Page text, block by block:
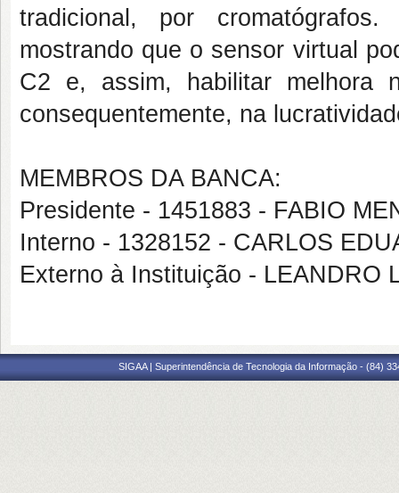
tradicional, por
mostrando que o sensor virtual
C2 e, assim, habilitar melhora
consequentemente, na
MEMBROS DA BANCA:
Presidente - 1451883 - FABIO
Interno - 1328152 - CARLOS
Externo à Instituição - LEANDRO
SIGAA | Superintendência de Tecnologia da Informação - (84)